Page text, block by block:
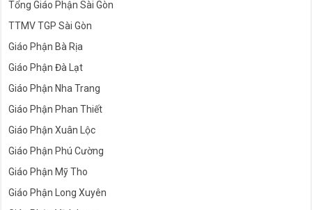
Tổng Giáo Phận Sài Gòn
TTMV TGP Sài Gòn
Giáo Phận Bà Rịa
Giáo Phận Đà Lạt
Giáo Phận Nha Trang
Giáo Phận Phan Thiết
Giáo Phận Xuân Lộc
Giáo Phận Phú Cường
Giáo Phận Mỹ Tho
Giáo Phận Long Xuyên